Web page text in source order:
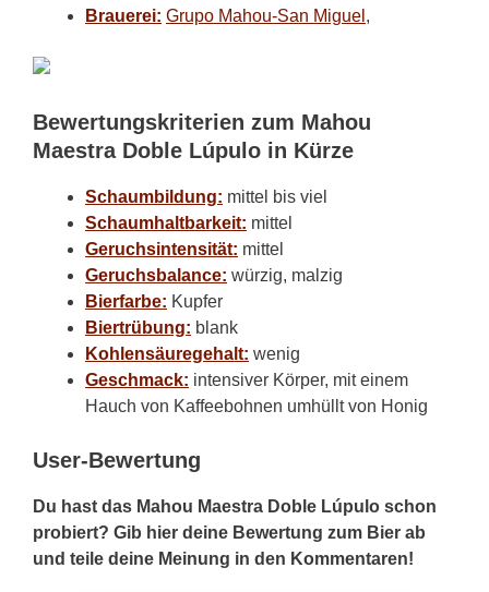
Brauerei: Grupo Mahou-San Miguel ,
Bewertungskriterien zum Mahou
Maestra Doble Lúpulo in Kürze
Schaumbildung: mittel bis viel
Schaumhaltbarkeit: mittel
Geruchsintensität: mittel
Geruchsbalance: würzig, malzig
Bierfarbe: Kupfer
Biertrübung: blank
Kohlensäuregehalt: wenig
Geschmack: intensiver Körper, mit einem
Hauch von Kaffeebohnen umhüllt von Honig
User-Bewertung
Du hast das Mahou Maestra Doble Lúpulo schon
probiert? Gib hier deine Bewertung zum Bier ab
und teile deine Meinung in den Kommentaren!